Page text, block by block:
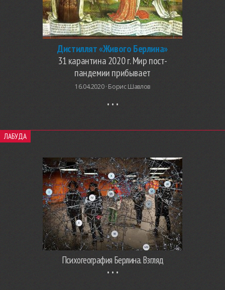
Дистиллят «Живого Берлина»
31 карантина 2020 г. Мир пост-
пандемии прибывает
16.04.2020 · Борис Шавлов
ЛАБУДА
Психогеография Берлина. Взгляд